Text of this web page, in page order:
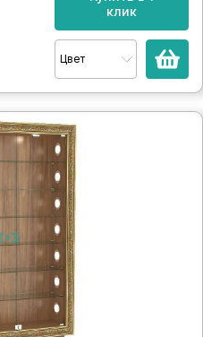
клик
Цвет